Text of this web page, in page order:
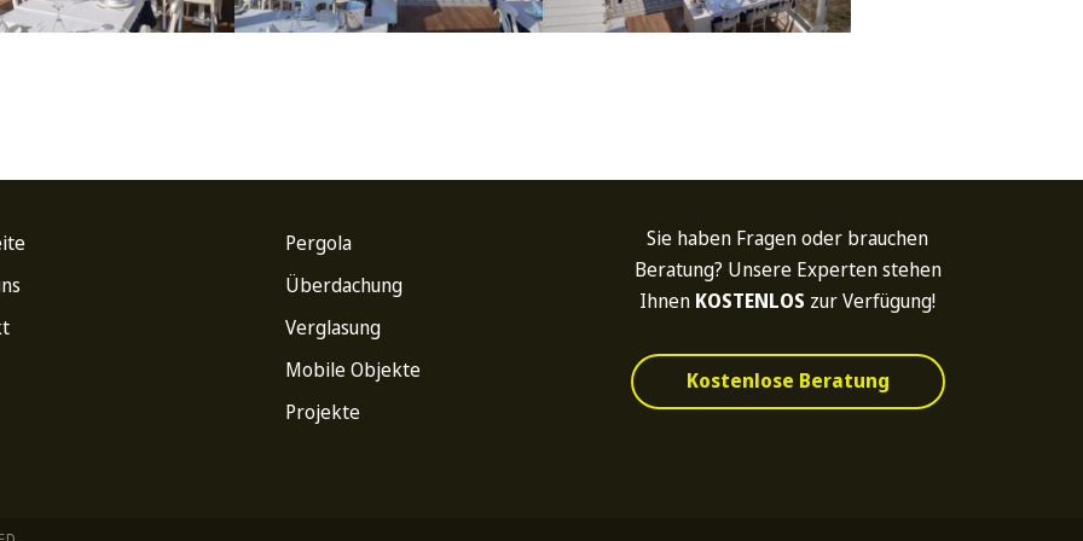
Loading...
Versteckte Wasser- und Stromleitungen 6063 t5 Aluminium, Edelstahl
Der 24-V-Gleichstrommotor
(Niederspannung) bietet eine bessere
Qualicoat, Qualideco und Qualanod
zertifizierte Farbe, Holzeffekte und
Pergola
Überdachung
Verglasung
Mobile Objekte
Projekte
Sie haben Fragen oder brauchen
Beratung? Unsere Experten stehen
Ihnen KOSTENLOS zur Verfügung!
Kostenlose Beratung